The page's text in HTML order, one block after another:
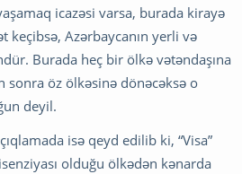
icazəsi varsa, burada kirayə
Azərbaycanın yerli və
Burada heç bir ölkə vətəndaşına
öz ölkəsinə dönəcəksə o
deyil.
isə qeyd edilib ki, “Visa”
olduğu ölkədən kənarda